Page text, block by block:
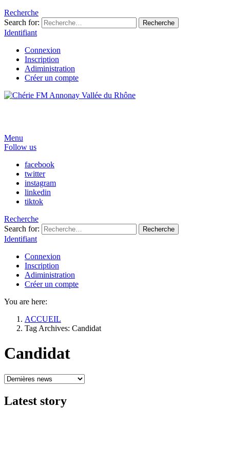
Recherche
Search for:
Recherche
Identifiant
Connexion
Inscription
Adiministration
Créer un compte
Menu
Follow us
facebook
twitter
instagram
linkedin
tiktok
Recherche
Search for:
Recherche
Identifiant
Connexion
Inscription
Adiministration
Créer un compte
You are here:
ACCUEIL
Tag Archives: Candidat
Candidat
Latest story